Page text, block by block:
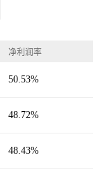
净利润率
50.53%
48.72%
48.43%